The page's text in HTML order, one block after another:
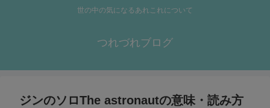
世の中の気になるあれこれについて
つれづれブログ
ジンのソロThe astronautの意味・読み方